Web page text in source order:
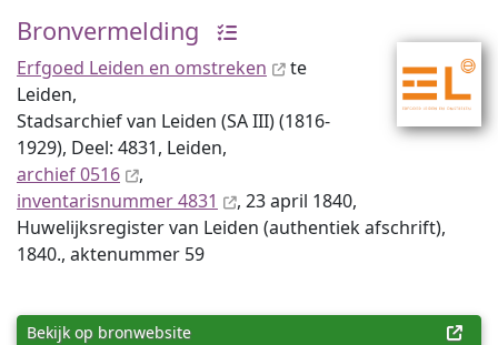
Bronvermelding
Erfgoed Leiden en omstreken
te
Leiden,
Stadsarchief van Leiden (SA III) (1816-
1929), Deel: 4831, Leiden,
archief 0516
,
inventaris­num­mer 4831
, 23 april 1840,
Huwelijksregister van Leiden (authentiek afschrift),
1840., aktenummer 59
Bekijk op bronwebsite